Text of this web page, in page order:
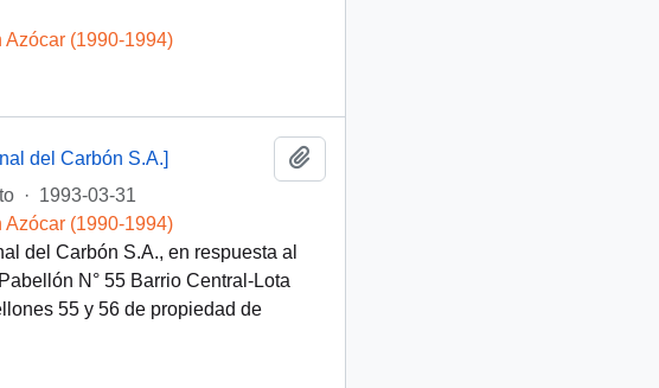
(1990-1994)
del Carbón S.A.]
· 1993-03-31
(1990-1994)
del Carbón S.A., en respuesta al
N° 55 Barrio Central-Lota
55 y 56 de propiedad de